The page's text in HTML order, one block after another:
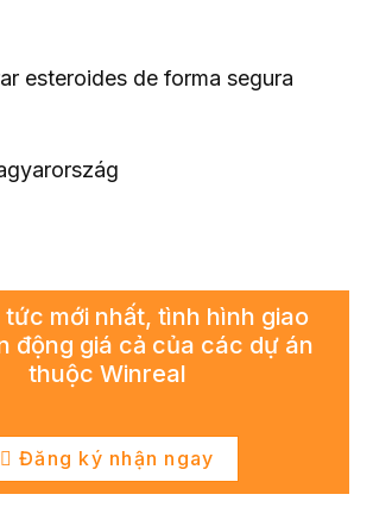
esteroides de forma segura
tức mới nhất, tình hình giao
động giá cả của các dự án
thuộc Winreal
Đăng ký nhận ngay